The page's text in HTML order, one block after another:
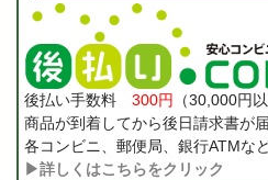
後払い手数料 300円
（30,000円
商品が到着してから後日請求書が届
各コンビニ、郵便局、銀行ATMな
▶詳しくはこちらをクリック